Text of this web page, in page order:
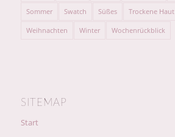
Sommer Swatch Süßes Trockene Haut
Weihnachten Winter Wochenrückblick
SITEMAP
Start